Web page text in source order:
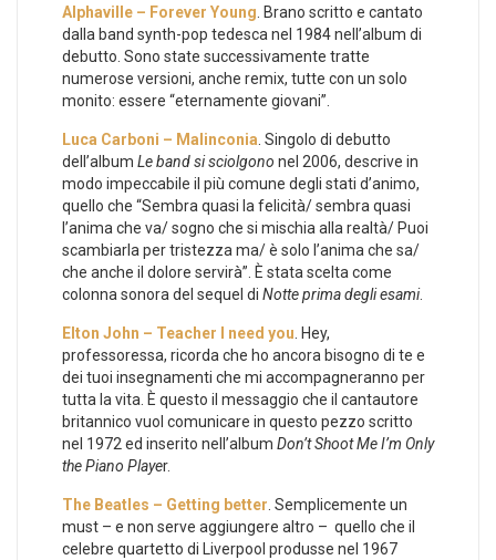
Alphaville – Forever Young . Brano scritto e cantato
dalla band synth-pop tedesca nel 1984 nell’album di
debutto. Sono state successivamente tratte
numerose versioni, anche remix, tutte con un solo
monito: essere “eternamente giovani”.
Luca Carboni – Malinconia . Singolo di debutto
dell’album Le band si sciolgono nel 2006, descrive in
modo impeccabile il più comune degli stati d’animo,
quello che “Sembra quasi la felicità/ sembra quasi
l’anima che va/ sogno che si mischia alla realtà/ Puoi
scambiarla per tristezza ma/ è solo l’anima che sa/
che anche il dolore servirà”. È stata scelta come
colonna sonora del sequel di Notte prima degli esami.
Elton John – Teacher I need you . Hey,
professoressa, ricorda che ho ancora bisogno di te e
dei tuoi insegnamenti che mi accompagneranno per
tutta la vita. È questo il messaggio che il cantautore
britannico vuol comunicare in questo pezzo scritto
nel 1972 ed inserito nell’album Don’t Shoot Me I’m Only
the Piano Player.
The Beatles – Getting better . Semplicemente un
must – e non serve aggiungere altro – quello che il
celebre quartetto di Liverpool produsse nel 1967